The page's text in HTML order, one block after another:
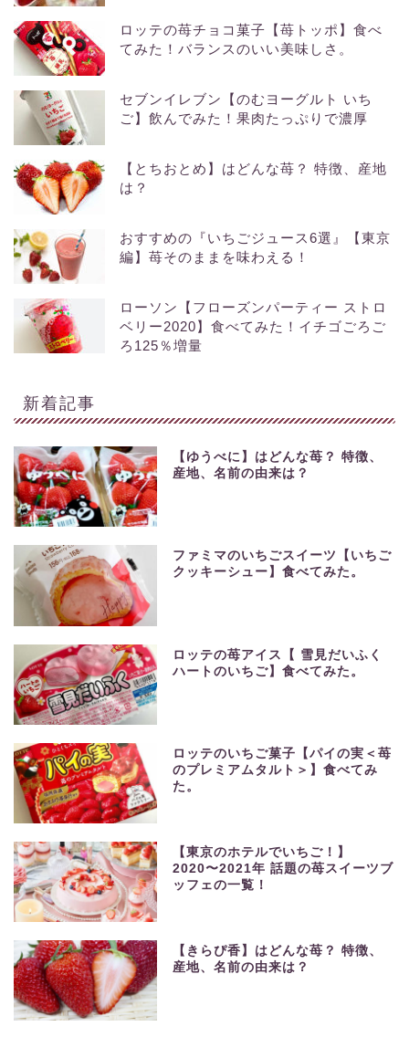
ロッテの苺チョコ菓子【苺トッポ】食べ
てみた！バランスのいい美味しさ。
セブンイレブン【のむヨーグルト いち
ご】飲んでみた！果肉たっぷりで濃厚
【とちおとめ】はどんな苺？ 特徴、産地
は？
おすすめの『いちごジュース6選』【東京
編】苺そのままを味わえる！
ローソン【フローズンパーティー ストロ
ベリー2020】食べてみた！イチゴごろご
ろ125％増量
新着記事
【ゆうべに】はどんな苺？ 特徴、
産地、名前の由来は？
ファミマのいちごスイーツ【いちご
クッキーシュー】食べてみた。
ロッテの苺アイス【 雪見だいふく
ハートのいちご】食べてみた。
ロッテのいちご菓子【パイの実＜苺
のプレミアムタルト＞】食べてみ
た。
【東京のホテルでいちご！】
2020〜2021年 話題の苺スイーツブ
ッフェの一覧！
【きらぴ香】はどんな苺？ 特徴、
産地、名前の由来は？